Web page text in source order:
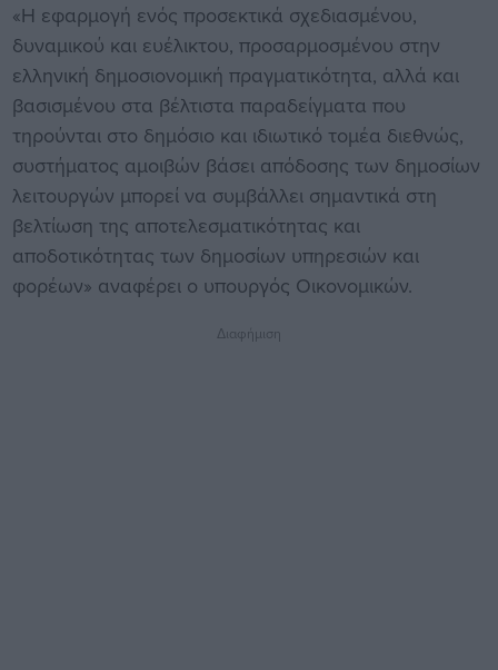
«Η εφαρμογή ενός προσεκτικά σχεδιασμένου,
δυναμικού και ευέλικτου, προσαρμοσμένου στην
ελληνική δημοσιονομική πραγματικότητα, αλλά και
βασισμένου στα βέλτιστα παραδείγματα που
τηρούνται στο δημόσιο και ιδιωτικό τομέα διεθνώς,
συστήματος αμοιβών βάσει απόδοσης των δημοσίων
λειτουργών μπορεί να συμβάλλει σημαντικά στη
βελτίωση της αποτελεσματικότητας και
αποδοτικότητας των δημοσίων υπηρεσιών και
φορέων» αναφέρει ο υπουργός Οικονομικών.
Διαφήμιση